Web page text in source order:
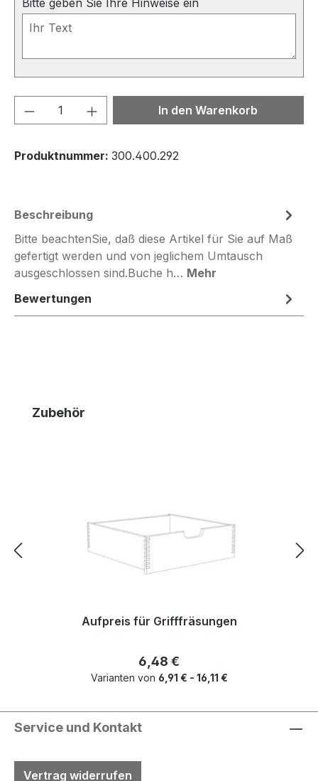
Bitte geben Sie Ihre Hinweise ein
Produkt Anzahl: Gib denIn den Warenkorb
Produktnummer: 300.400.292
Beschreibung
Bitte beachtenSie, daß diese Artikel für Sie auf Maß
gefertigt werden und von jeglichem Umtausch
ausgeschlossen sind.Buche h… Mehr
Bewertungen
Produktgalerie überspringen
Zubehör
Aufpreis für Grifffräsungen
Regulärer Preis:
6,48 €
Varianten von 6,91 € - 16,11 €
Service und Kontakt
Vertrag widerrufen